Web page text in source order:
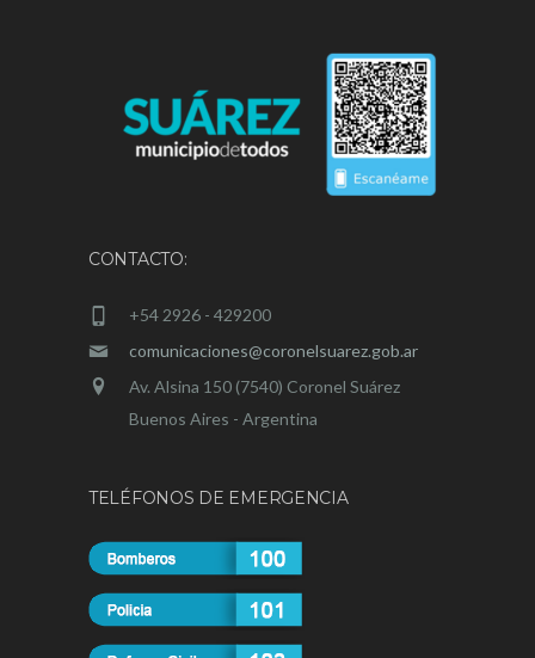
CONTACTO:
+54 2926 - 429200
comunicaciones@coronelsuarez.gob.ar
Av. Alsina 150 (7540) Coronel Suárez
Buenos Aires - Argentina
TELÉFONOS DE EMERGENCIA